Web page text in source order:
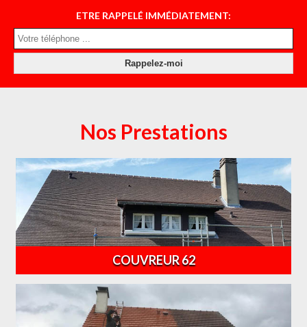
ETRE RAPPELÉ IMMÉDIATEMENT:
Nos Prestations
COUVREUR 62